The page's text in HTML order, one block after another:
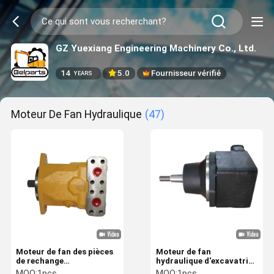
GZ Yuexiang Engineering Machinery Co., Ltd.
14 YEARS 5.0 Fournisseur vérifié
Moteur De Fan Hydraulique (47)
Moteur de fan des pièces
de rechange
d'excavatrice de erpillar
Moteur de fan
hydraulique d'excavatrice
de Belparts Hitachi